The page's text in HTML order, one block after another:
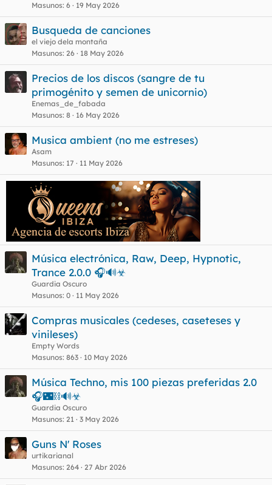
Masunos 6 19 May 2026
Busqueda de canciones
el viejo dela montaña
Masunos 26 18 May 2026
Precios de los discos (sangre de tu
primogénito y semen de unicornio)
Enemas_de_fabada
Masunos 8 16 May 2026
Musica ambient (no me estreses)
Asam
Masunos 17 11 May 2026
Música electrónica, Raw, Deep, Hypnotic,
Trance 2.0.0 🎧🔊☣
Guardia Oscuro
Masunos 0 11 May 2026
Compras musicales (cedeses, caseteses y
vinileses)
Empty Words
Masunos 863 10 May 2026
Música Techno, mis 100 piezas preferidas 2.0
🎧🌃⛓️🔊☣
Guardia Oscuro
Masunos 21 3 May 2026
Guns N' Roses
urtikarianal
Masunos 264 27 Abr 2026